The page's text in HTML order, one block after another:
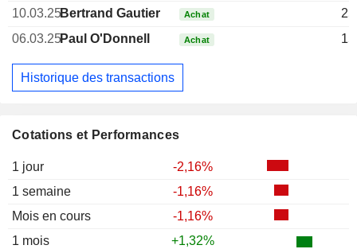
Cotations et Performances
1 jour
-2,16%
1 semaine
-1,16%
Mois en cours
-1,16%
1 mois
+1,32%
10.03.25Bertrand Gautier Achat
06.03.25Paul O'Donnell Achat
Historique des transactions